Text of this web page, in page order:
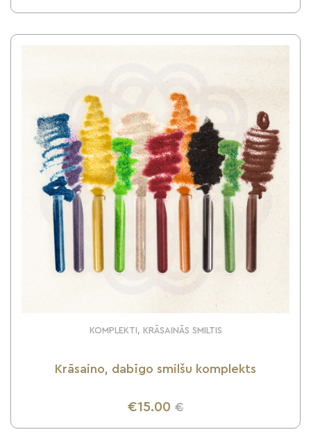
UZZINI VAIRĀK
KOMPLEKTI, KRĀSAINĀS SMILTIS
Krāsaino, dabīgo smilšu komplekts
€15.00 €
UZZINI VAIRĀK